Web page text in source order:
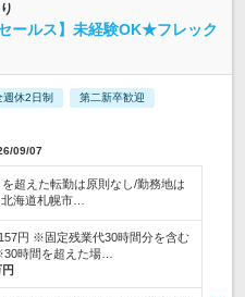
ールス】未経験OK★フレック
週休2日制 第二新卒歓迎
09/07
を超えた転勤は原則なし/勤務地は
海道札幌市…
円 ※固定残業代30時間分を含む
時間を超えた場…